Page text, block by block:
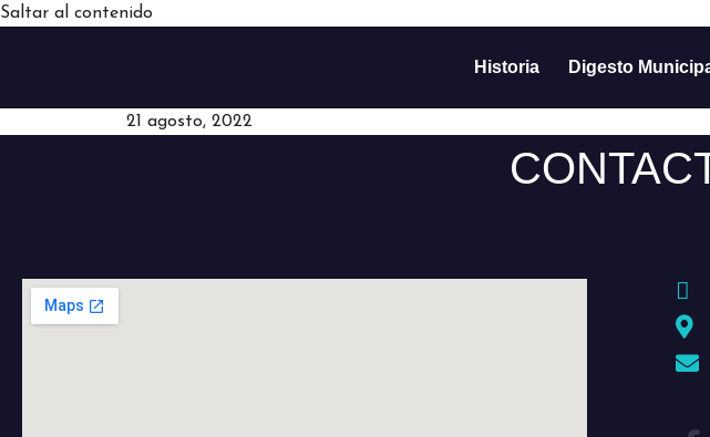
Saltar al contenido
Historia Digesto
21 agosto, 2022